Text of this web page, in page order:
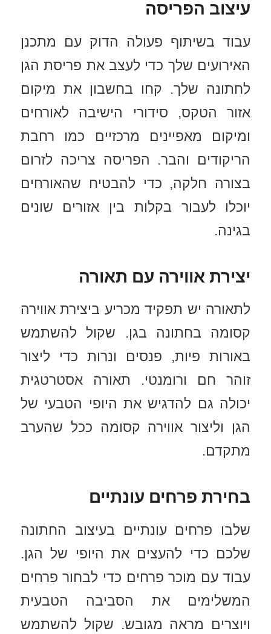
עיצוב הפריסה
עבוד בשיתוף פעולה הדוק עם מתכנן
האירועים שלך כדי לעצב את פריסת הגן
לחתונה שלך. קחו בחשבון את מיקום
אזור הטקס, סידורי הישיבה לאורחים
ומיקום מאפיינים מרכזיים כמו רחבת
הריקודים והבר. הפריסה צריכה לזרום
בצורה חלקה, כדי להבטיח שהאורחים
יוכלו לעבור בקלות בין אזורים שונים
בגינה.
יצירת אווירה עם תאורה
לתאורה יש תפקיד מכריע ביצירת אווירה
קסומה בחתונה בגן. שקול להשתמש
באורות פיות, פנסים ונרות כדי ליצור
זוהר חם ורומנטי. תאורה אסטרטגית
יכולה גם להדגיש את היופי הטבעי של
הגן וליצור אווירה קסומה ככל שהערב
מתקדם.
בחירת פרחים עונתיים
שלבו פרחים עונתיים בעיצוב החתונה
שלכם כדי להעצים את היופי של הגן.
עבוד עם מוכר פרחים כדי לבחור פרחים
המשלימים את הסביבה הטבעית
ויוצרים מראה מגובש. שקול להשתמש